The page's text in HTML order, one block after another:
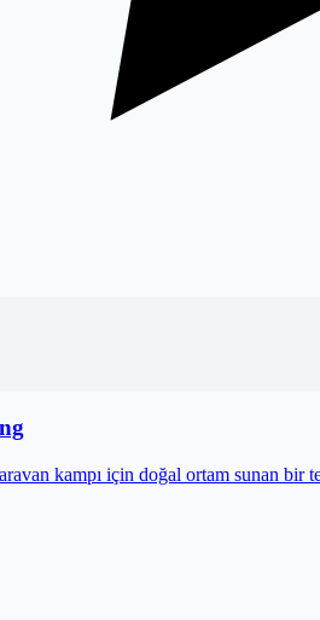
kampı için doğal ortam sunan bir